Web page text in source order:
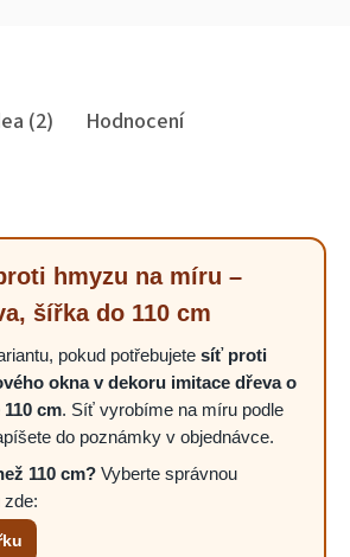
(2)
Hodnocení
hmyzu na míru –
šířka do 110 cm
pokud potřebujete síť proti
okna v dekoru imitace dřeva o
cm. Síť vyrobíme na míru podle
do poznámky v objednávce.
110 cm? Vyberte správnou